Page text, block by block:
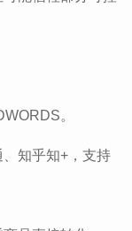
。
知乎知+，支持